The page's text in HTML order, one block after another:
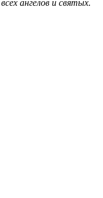
ангелов и святых.